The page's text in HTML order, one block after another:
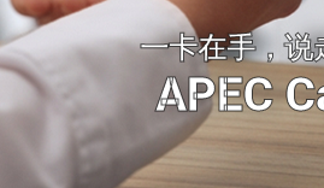
一卡在手，说
APEC